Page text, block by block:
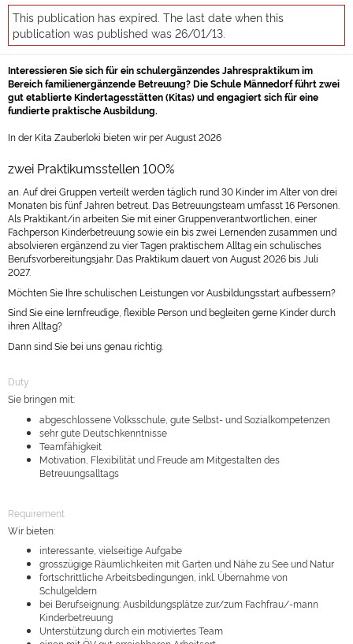
This publication has expired. The last date when this
publication was published was 26/01/13.
Interessieren Sie sich für ein schulergänzendes Jahrespraktikum im
Bereich familienergänzende Betreuung? Die Schule Männedorf führt zwei
gut etablierte Kindertagesstätten (Kitas) und engagiert sich für eine
fundierte praktische Ausbildung.
In der Kita Zauberloki bieten wir per August 2026
zwei Praktikumsstellen 100%
an. Auf drei Gruppen verteilt werden täglich rund 30 Kinder im Alter von drei
Monaten bis fünf Jahren betreut. Das Betreuungsteam umfasst 16 Personen.
Als Praktikant/in arbeiten Sie mit einer Gruppenverantwortlichen, einer
Fachperson Kinderbetreuung sowie ein bis zwei Lernenden zusammen und
absolvieren ergänzend zu vier Tagen praktischem Alltag ein schulisches
Berufsvorbereitungsjahr. Das Praktikum dauert von August 2026 bis Juli
2027.
Möchten Sie Ihre schulischen Leistungen vor Ausbildungsstart aufbessern?
Sind Sie eine lernfreudige, flexible Person und begleiten gerne Kinder durch
ihren Alltag?
Dann sind Sie bei uns genau richtig.
Duty
Sie bringen mit:
abgeschlossene Volksschule, gute Selbst- und Sozialkompetenzen
sehr gute Deutschkenntnisse
Teamfähigkeit
Motivation, Flexibilität und Freude am Mitgestalten des
Betreuungsalltags
Requirement
Wir bieten:
interessante, vielseitige Aufgabe
grosszügige Räumlichkeiten mit Garten und Nähe zu See und Natur
fortschrittliche Arbeitsbedingungen, inkl. Übernahme von
Schulgeldern
bei Berufseignung: Ausbildungsplätze zur/zum Fachfrau/-mann
Kinderbetreuung
Unterstützung durch ein motiviertes Team